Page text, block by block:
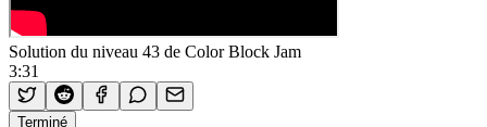
Solution du niveau 43 de Color Block Jam
3:31
Terminé